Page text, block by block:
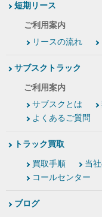
短期リース
ご利用案内
リースの流れ
サブスクトラック
ご利用案内
サブスクとは
よくあるご質問
トラック買取
買取手順 当
コールセンター
ブログ